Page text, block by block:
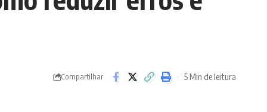
Compartilhar 5 Min de leitura